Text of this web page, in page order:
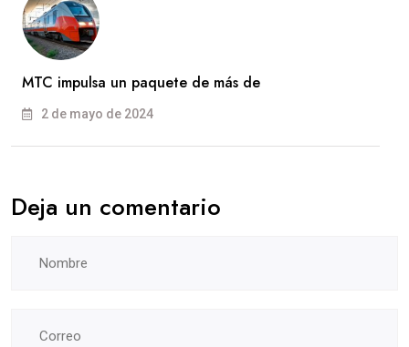
MTC impulsa un paquete de más de
2 de mayo de 2024
Deja un comentario